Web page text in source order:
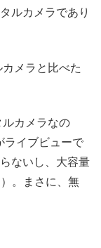
ルカメラであり
メラと比べた
カメラなの
ライブビューで
ないし、大容量
。まさに、無